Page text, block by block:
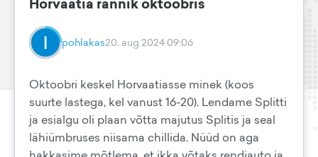
pohlakas20. aug 2024 09:06
Oktoobri keskel Horvaatiasse minek (koos
suurte lastega, kel vanust 16-20). Lendame Splitti
ja esialgu oli plaan võtta majutus Splitis ja seal
lähiümbruses niisama chillida. Nüüd on aga